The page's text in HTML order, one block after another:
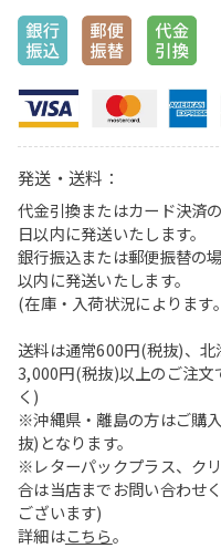
発送・送料：
代金引換またはカード決済
日以内に発送いたします。
銀行振込または郵便振替の
以内に発送いたします。
(在庫・入荷状況によります
送料は通常600円(税抜)、
3,000円(税抜)以上のご注
く)
※沖縄県・離島の方はご購
抜)となります。
※レターパックプラス、ク
合は当店までお問い合わせ
ございます)
詳細はこちら。